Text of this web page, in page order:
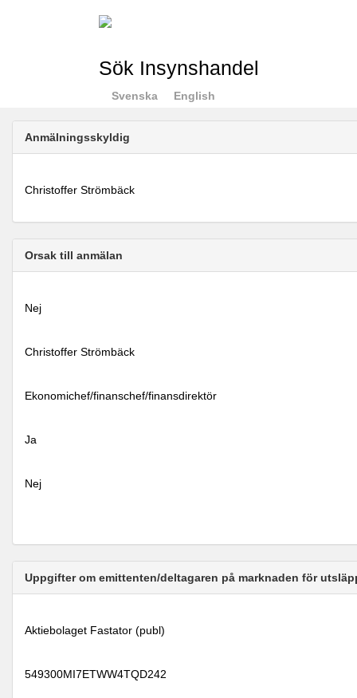
Sök Insynshandel
Svenska English
Anmälningsskyldig
Christoffer Strömbäck
Orsak till anmälan
Nej
Christoffer Strömbäck
Ekonomichef/finanschef/finansdirektör
Ja
Nej
Uppgifter om emittenten/deltagaren på marknaden för
Aktiebolaget Fastator (publ)
549300MI7ETWW4TQD242